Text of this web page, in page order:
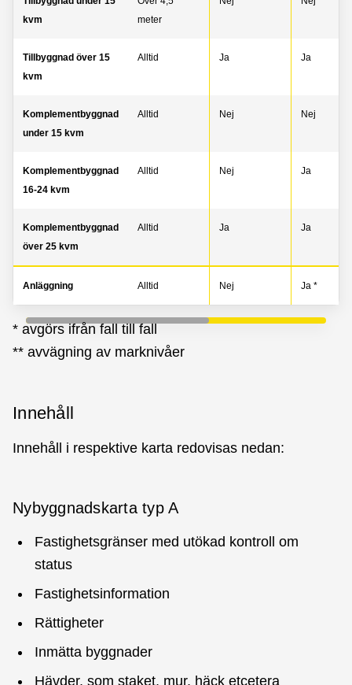
kvm
meter
Tillbyggnad över 15
kvm
Alltid Ja Ja
Komplementbyggnad
under 15 kvm
Alltid Nej Nej
Komplementbyggnad
16-24 kvm
Alltid Nej Ja
Komplementbyggnad
över 25 kvm
Alltid Ja Ja
Anläggning Alltid Nej Ja *
* avgörs ifrån fall till fall
** avvägning av marknivåer
Innehåll
Innehåll i respektive karta redovisas nedan:
Nybyggnadskarta typ A
Fastighetsgränser med utökad kontroll om
status
Fastighetsinformation
Rättigheter
Inmätta byggnader
Hävder, som staket, mur, häck etcetera